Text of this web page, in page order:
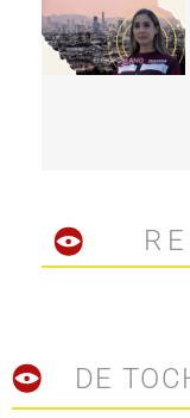
DE